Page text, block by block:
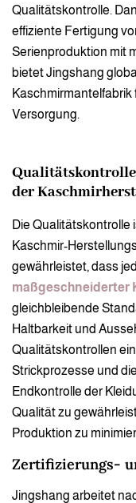
Qualitätskontrolle.
effiziente Fertigung
Serienproduktion mit
bietet Jingshang
Kaschmirmantelfabrik
Versorgung.
der
Die Qualitätskontrolle
Kaschmir-
gewährleistet, dass
maßgeschneiderter
gleichbleibende
Haltbarkeit und
Qualitätskontrollen
Strickprozesse und
Endkontrolle der
Qualität zu
Produktion zu
Zertifizierungs-
Jingshang arbeitet